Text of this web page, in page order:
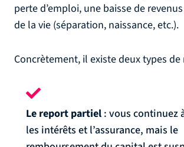
perte d’emploi, une baisse de
de la vie (séparation, naissance, etc.).
Concrètement, il existe deux types
Le report partiel : vous continuez
les intérêts et l’assurance, mais le